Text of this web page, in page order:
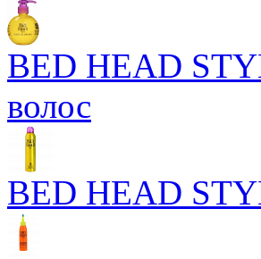
BED HEAD
волос
BED HEAD